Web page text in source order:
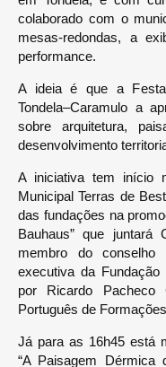
colaborado com o
mesas-redondas, a
performance.
A ideia é que a
Tondela–Caramulo a
sobre arquitetura,
desenvolvimento
A iniciativa tem início
Municipal Terras de
das fundações na
Bauhaus” que juntará
membro do
executiva da
por Ricardo Pacheco
Português de
Já para as 16h45 está
“A Paisagem Dérmica